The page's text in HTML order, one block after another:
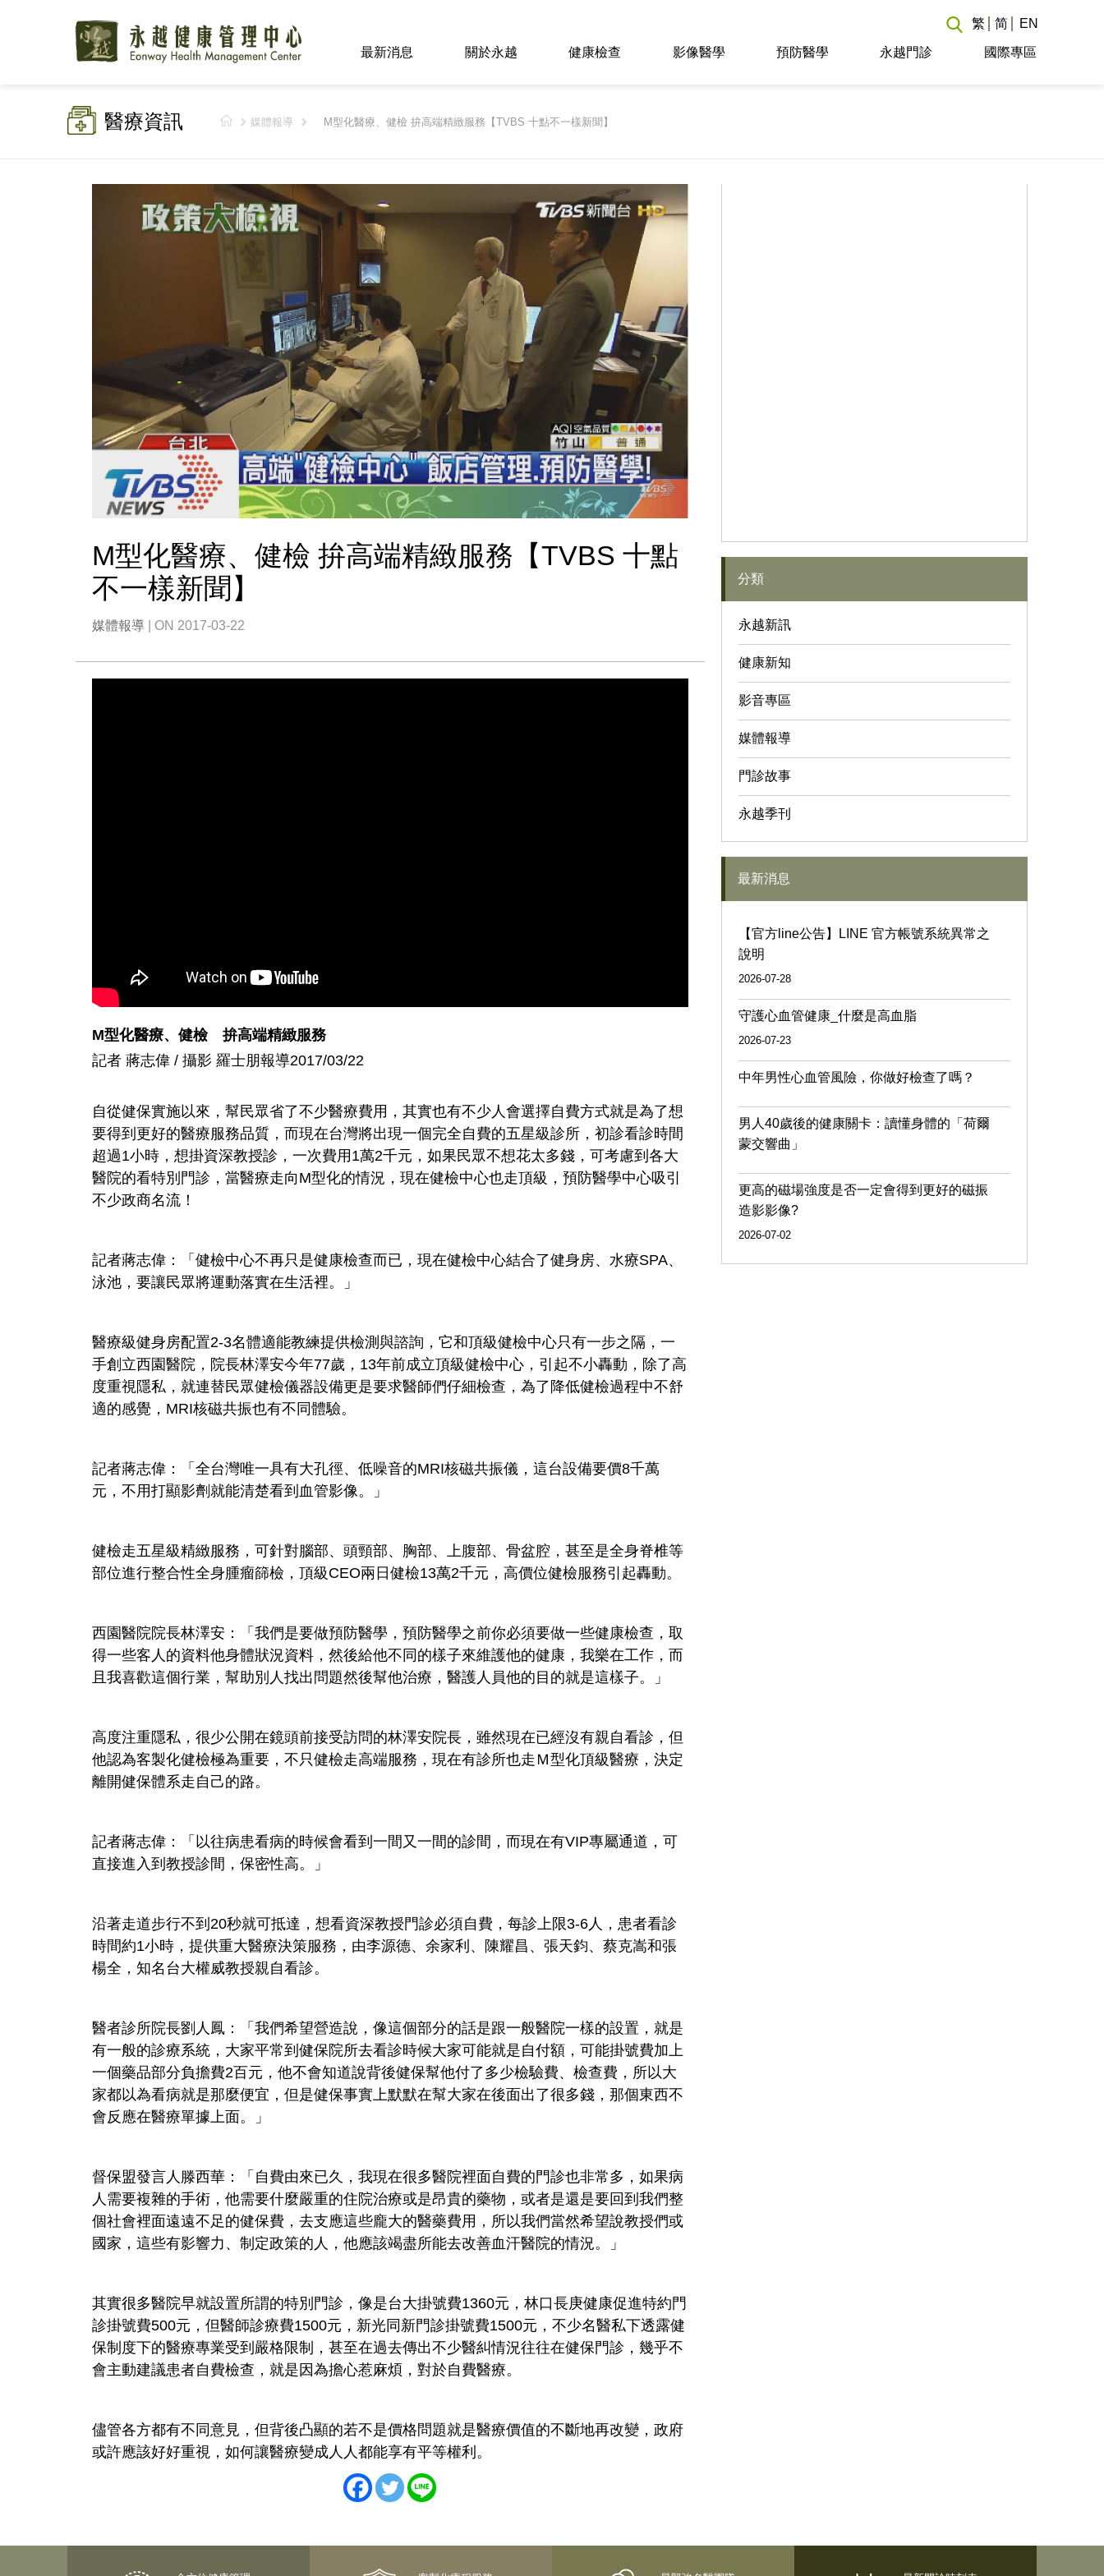
最新消息 關於永越 健康檢查 影像醫學 預防醫學 永越門診 國際專區
繁 简 EN
醫療資訊 媒體報導 M型化醫療、健檢 拚高端精緻服務【TVBS 十點不一樣新聞】
M型化醫療、健檢 拚高端精緻服務【TVBS 十點
不一樣新聞】
媒體報導 | ON 2017-03-22
M型化醫療、健檢 拚高端精緻服務
記者 蔣志偉 / 攝影 羅士朋報導2017/03/22
自從健保實施以來，幫民眾省了不少醫療費用，其實也有不少人會選擇自費方式就是為了想
要得到更好的醫療服務品質，而現在台灣將出現一個完全自費的五星級診所，初診看診時間
超過1小時，想掛資深教授診，一次費用1萬2千元，如果民眾不想花太多錢，可考慮到各大
醫院的看特別門診，當醫療走向M型化的情況，現在健檢中心也走頂級，預防醫學中心吸引
不少政商名流！
記者蔣志偉：「健檢中心不再只是健康檢查而已，現在健檢中心結合了健身房、水療SPA、
泳池，要讓民眾將運動落實在生活裡。」
醫療級健身房配置2-3名體適能教練提供檢測與諮詢，它和頂級健檢中心只有一步之隔，一
手創立西園醫院，院長林澤安今年77歲，13年前成立頂級健檢中心，引起不小轟動，除了高
度重視隱私，就連替民眾健檢儀器設備更是要求醫師們仔細檢查，為了降低健檢過程中不舒
適的感覺，MRI核磁共振也有不同體驗。
記者蔣志偉：「全台灣唯一具有大孔徑、低噪音的MRI核磁共振儀，這台設備要價8千萬
元，不用打顯影劑就能清楚看到血管影像。」
健檢走五星級精緻服務，可針對腦部、頭頸部、胸部、上腹部、骨盆腔，甚至是全身脊椎等
部位進行整合性全身腫瘤篩檢，頂級CEO兩日健檢13萬2千元，高價位健檢服務引起轟動。
西園醫院院長林澤安：「我們是要做預防醫學，預防醫學之前你必須要做一些健康檢查，取
得一些客人的資料他身體狀況資料，然後給他不同的樣子來維護他的健康，我樂在工作，而
且我喜歡這個行業，幫助別人找出問題然後幫他治療，醫護人員他的目的就是這樣子。」
高度注重隱私，很少公開在鏡頭前接受訪問的林澤安院長，雖然現在已經沒有親自看診，但
他認為客製化健檢極為重要，不只健檢走高端服務，現在有診所也走Ｍ型化頂級醫療，決定
離開健保體系走自己的路。
記者蔣志偉：「以往病患看病的時候會看到一間又一間的診間，而現在有VIP專屬通道，可
直接進入到教授診間，保密性高。」
沿著走道步行不到20秒就可抵達，想看資深教授門診必須自費，每診上限3-6人，患者看診
時間約1小時，提供重大醫療決策服務，由李源德、余家利、陳耀昌、張天鈞、蔡克嵩和張
楊全，知名台大權威教授親自看診。
醫者診所院長劉人鳳：「我們希望營造說，像這個部分的話是跟一般醫院一樣的設置，就是
有一般的診療系統，大家平常到健保院所去看診時候大家可能就是自付額，可能掛號費加上
一個藥品部分負擔費2百元，他不會知道說背後健保幫他付了多少檢驗費、檢查費，所以大
家都以為看病就是那麼便宜，但是健保事實上默默在幫大家在後面出了很多錢，那個東西不
會反應在醫療單據上面。」
督保盟發言人滕西華：「自費由來已久，我現在很多醫院裡面自費的門診也非常多，如果病
人需要複雜的手術，他需要什麼嚴重的住院治療或是昂貴的藥物，或者是還是要回到我們整
個社會裡面遠遠不足的健保費，去支應這些龐大的醫藥費用，所以我們當然希望說教授們或
國家，這些有影響力、制定政策的人，他應該竭盡所能去改善血汗醫院的情況。」
其實很多醫院早就設置所謂的特別門診，像是台大掛號費1360元，林口長庚健康促進特約門
診掛號費500元，但醫師診療費1500元，新光同新門診掛號費1500元，不少名醫私下透露健
保制度下的醫療專業受到嚴格限制，甚至在過去傳出不少醫糾情況往往在健保門診，幾乎不
會主動建議患者自費檢查，就是因為擔心惹麻煩，對於自費醫療。
儘管各方都有不同意見，但背後凸顯的若不是價格問題就是醫療價值的不斷地再改變，政府
或許應該好好重視，如何讓醫療變成人人都能享有平等權利。
分類
永越新訊
健康新知
影音專區
媒體報導
門診故事
永越季刊
最新消息
【官方line公告】LINE 官方帳號系統異常之
說明
2026-07-28
守護心血管健康_什麼是高血脂
2026-07-23
中年男性心血管風險，你做好檢查了嗎？
男人40歲後的健康關卡：讀懂身體的「荷爾
蒙交響曲」
更高的磁場強度是否一定會得到更好的磁振
造影影像?
2026-07-02